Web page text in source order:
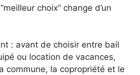
choix” change d’un
: avant de choisir entre bail
ou location de vacances,
commune, la copropriété et le